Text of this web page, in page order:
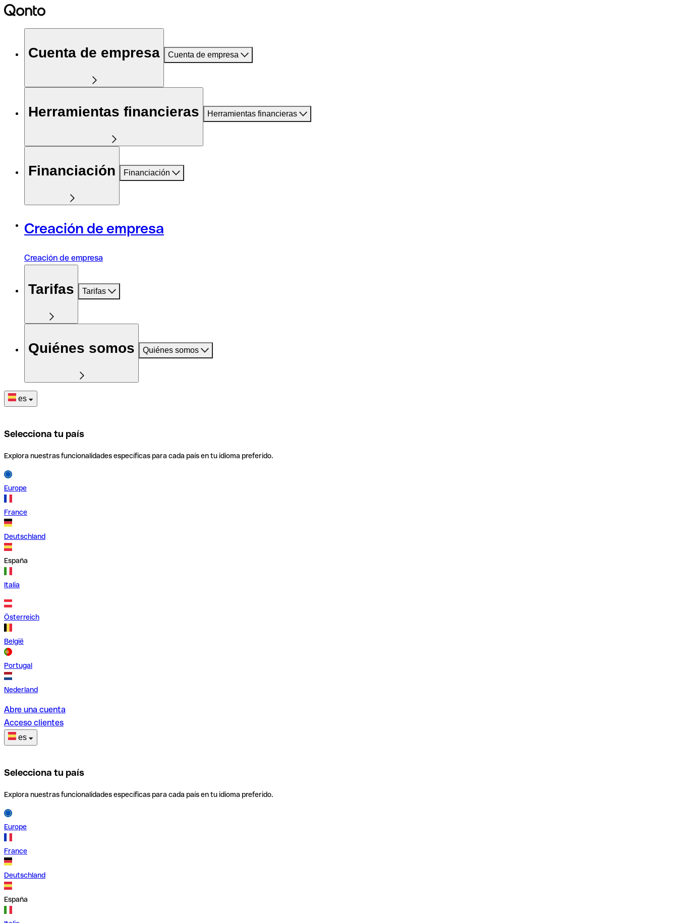
Cuenta de empresa Cuenta de empresa
Herramientas financieras Herramientas financieras
Financiación Financiación
Creación de empresa
Creación de empresa
Tarifas Tarifas
Quiénes somos Quiénes somos
es
Selecciona tu país
Explora nuestras funcionalidades específicas para cada país en tu idioma preferido.
Europe
France
Deutschland
España
Italia
Österreich
België
Portugal
Nederland
Abre una cuenta
Acceso clientes
es
Selecciona tu país
Explora nuestras funcionalidades específicas para cada país en tu idioma preferido.
Europe
France
Deutschland
España